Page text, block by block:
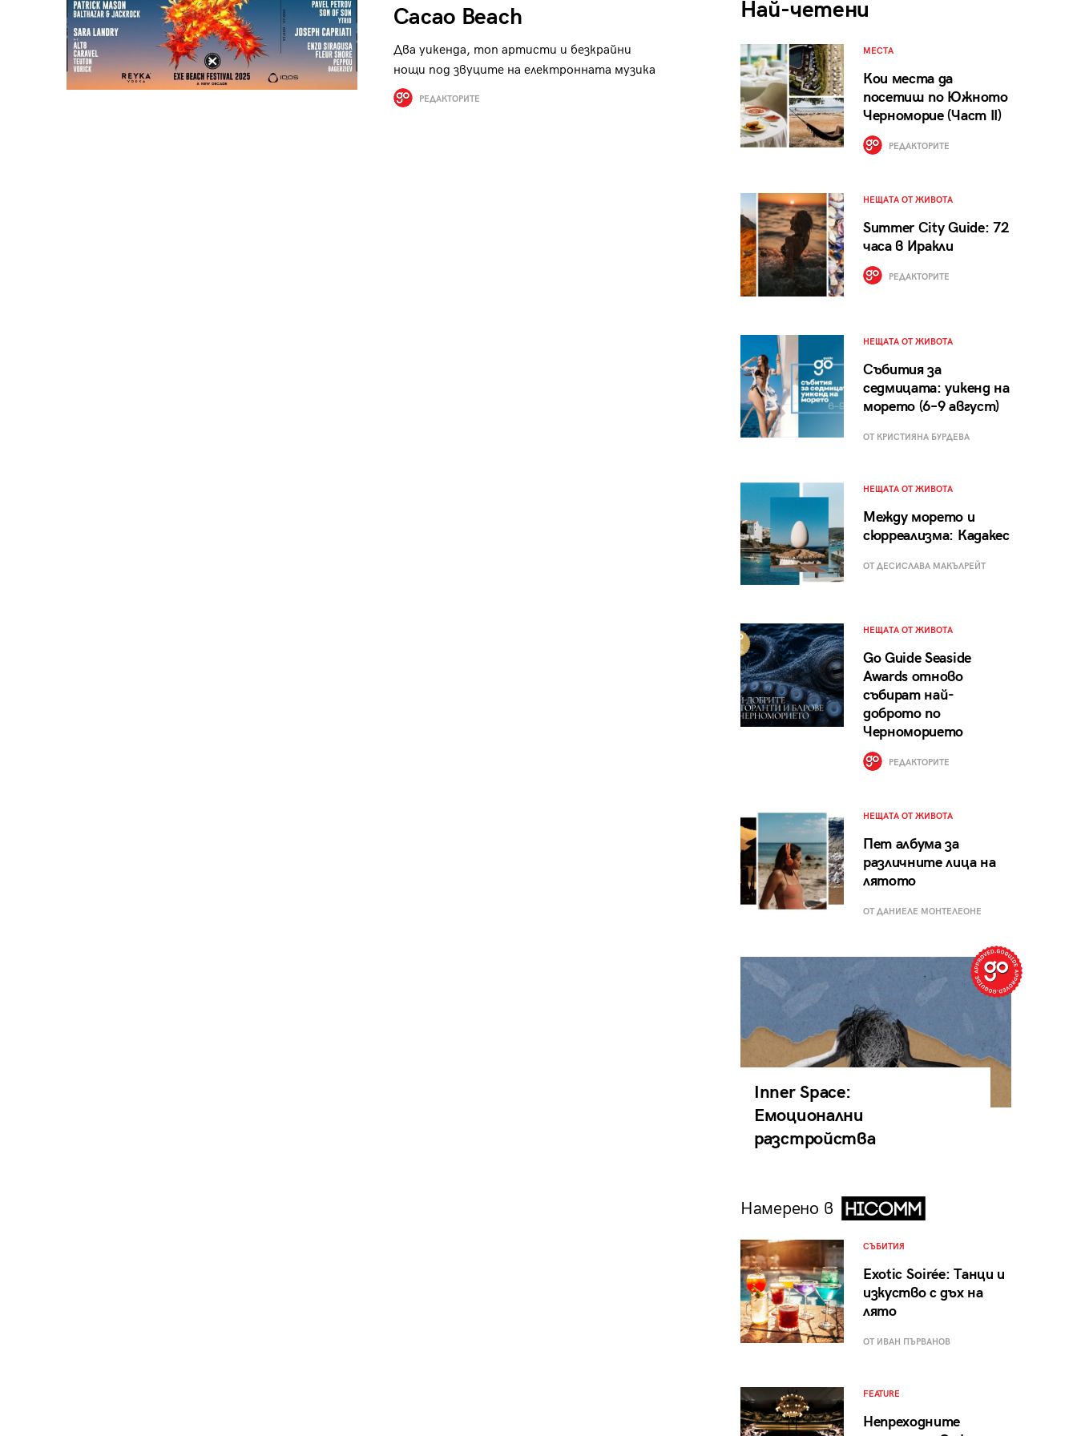
Cacao Beach
Два уикенда, топ артисти и безкрайни
нощи под звуците на електронната музика
РЕДАКТОРИТЕ
Най-четени
МЕСТА
Кои места да
посетиш по Южното
Черноморие (Част II)
РЕДАКТОРИТЕ
НЕЩАТА ОТ ЖИВОТА
Summer City Guide: 72
часа в Иракли
РЕДАКТОРИТЕ
НЕЩАТА ОТ ЖИВОТА
Събития за
седмицата: уикенд на
морето (6–9 август)
ОТ КРИСТИЯНА БУРДЕВА
НЕЩАТА ОТ ЖИВОТА
Между морето и
сюрреализма: Кадакес
ОТ ДЕСИСЛАВА МАКЪЛРЕЙТ
НЕЩАТА ОТ ЖИВОТА
Go Guide Seaside
Awards отново
събират най-
доброто по
Черноморието
РЕДАКТОРИТЕ
НЕЩАТА ОТ ЖИВОТА
Пет албума за
различните лица на
лятото
ОТ ДАНИЕЛЕ МОНТЕЛЕОНЕ
Inner Space:
Емоционални
разстройства
Намерено в
СЪБИТИЯ
Exotic Soirée: Танци и
изкуство с дъх на
лято
ОТ ИВАН ПЪРВАНОВ
FEATURE
Непреходните